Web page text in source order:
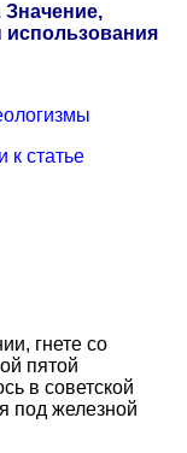
к статье
гнете со
пятой
в советской
под железной